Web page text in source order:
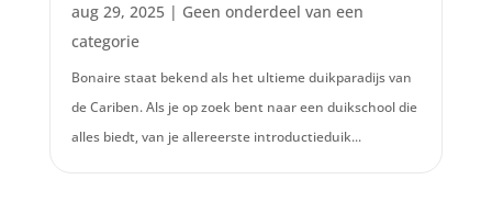
aug 29, 2025| Geen onderdeel van een
categorie
Bonaire staat bekend als het ultieme duikparadijs van
de Cariben. Als je op zoek bent naar een duikschool die
alles biedt, van je allereerste introductieduik...